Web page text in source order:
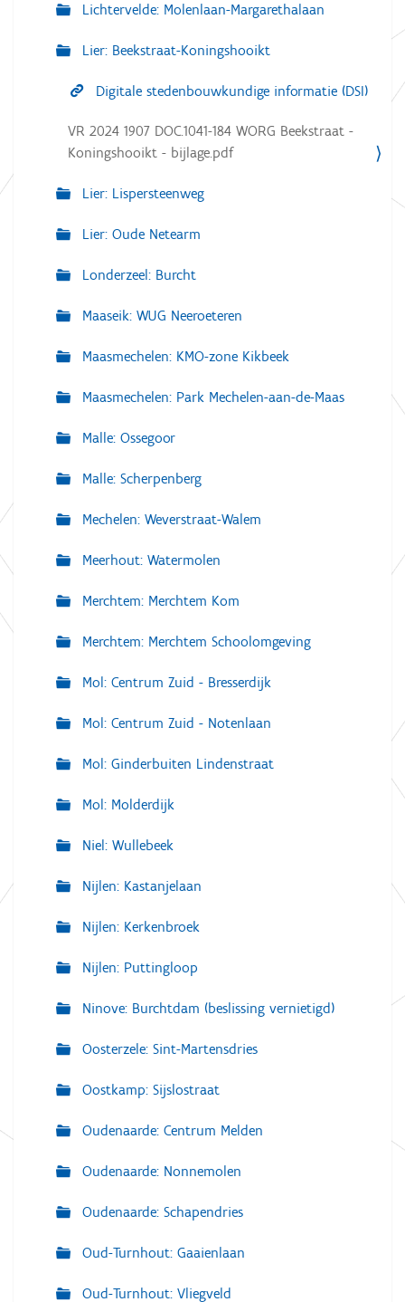
Lichtervelde: Molenlaan-Margarethalaan
Lier: Beekstraat-Koningshooikt
Digitale stedenbouwkundige informatie (DSI)
VR 2024 1907 DOC.1041-184 WORG Beekstraat -
Koningshooikt - bijlage.pdf
Lier: Lispersteenweg
Lier: Oude Netearm
Londerzeel: Burcht
Maaseik: WUG Neeroeteren
Maasmechelen: KMO-zone Kikbeek
Maasmechelen: Park Mechelen-aan-de-Maas
Malle: Ossegoor
Malle: Scherpenberg
Mechelen: Weverstraat-Walem
Meerhout: Watermolen
Merchtem: Merchtem Kom
Merchtem: Merchtem Schoolomgeving
Mol: Centrum Zuid - Bresserdijk
Mol: Centrum Zuid - Notenlaan
Mol: Ginderbuiten Lindenstraat
Mol: Molderdijk
Niel: Wullebeek
Nijlen: Kastanjelaan
Nijlen: Kerkenbroek
Nijlen: Puttingloop
Ninove: Burchtdam (beslissing vernietigd)
Oosterzele: Sint-Martensdries
Oostkamp: Sijslostraat
Oudenaarde: Centrum Melden
Oudenaarde: Nonnemolen
Oudenaarde: Schapendries
Oud-Turnhout: Gaaienlaan
Oud-Turnhout: Vliegveld